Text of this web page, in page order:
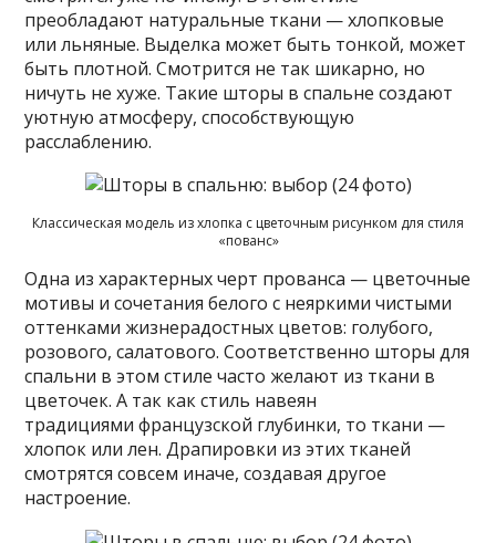
преобладают натуральные ткани — хлопковые
или льняные. Выделка может быть тонкой, может
быть плотной. Смотрится не так шикарно, но
ничуть не хуже. Такие шторы в спальне создают
уютную атмосферу, способствующую
расслаблению.
Классическая модель из хлопка с цветочным рисунком для стиля
«пованс»
Одна из характерных черт прованса — цветочные
мотивы и сочетания белого с неяркими чистыми
оттенками жизнерадостных цветов: голубого,
розового, салатового. Соответственно шторы для
спальни в этом стиле часто желают из ткани в
цветочек. А так как стиль навеян
традициями французской глубинки, то ткани —
хлопок или лен. Драпировки из этих тканей
смотрятся совсем иначе, создавая другое
настроение.